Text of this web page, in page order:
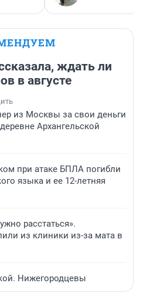
ждать ли
в августе
из Москвы за свои деньги
Архангельской
при атаке БПЛА погибли
языка и ее 12-летняя
расстаться».
из клиники из-за мата в
Нижегородцевы